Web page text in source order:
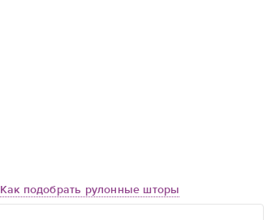
Как подобрать рулонные шторы